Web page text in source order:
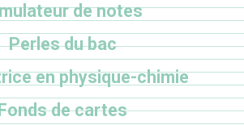
de notes
Perles du bac
en physique-chimie
de cartes